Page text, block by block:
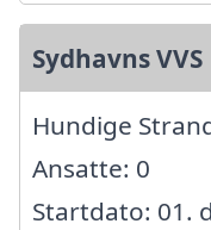
Sydhavns VVS
Hundige
Ansatte: 0
Startdato: 01.